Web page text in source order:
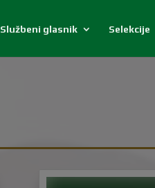
Službeni glasnik Selekcije